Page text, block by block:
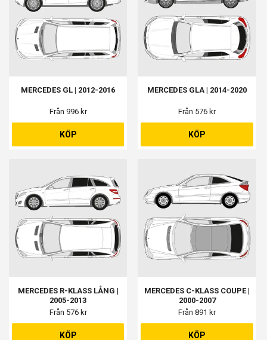
MERCEDES GL | 2012-2016
Från 996 kr
KÖP
MERCEDES GLA | 2014-2020
Från 576 kr
KÖP
MERCEDES R-KLASS LÅNG |
2005-2013
Från 576 kr
KÖP
MERCEDES C-KLASS COUPE |
2000-2007
Från 891 kr
KÖP